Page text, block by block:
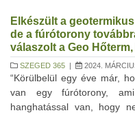
Elkészült a
de a fúrótorony
válaszolt a Geo
SZEGED 365 | 2024.
“Körülbelül egy éve már,
van egy fúrótorony,
hanghatással van, hogy